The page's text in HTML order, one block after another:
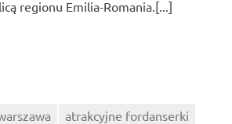
regionu Emilia-Romania.[...]
atrakcyjne fordanserki